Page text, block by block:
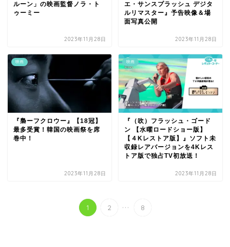
ルーン」の映画監督ノラ・ト
ゥーミー
2023年11月28日
エ・サンスプラッシュ デジタ
ルリマスター』予告映像＆場
面写真公開
2023年11月28日
映画
『梟ーフクロウー』【18冠】
最多受賞！韓国の映画祭を席
巻中！
2023年11月28日
映画
『（吹）フラッシュ・ゴード
ン 【水曜ロードショー版】
【４Kレストア版】』ソフト未
収録レアバージョンを4Kレス
トア版で独占TV初放送！
2023年11月28日
1 2 ... 8